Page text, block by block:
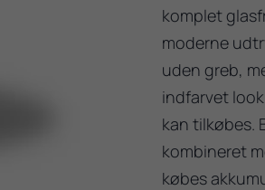
komplet
moderne
uden greb,
indfarvet
kan tilkøbes.
kombineret
købes